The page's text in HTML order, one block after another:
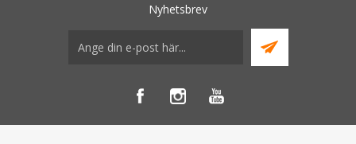
Nyhetsbrev